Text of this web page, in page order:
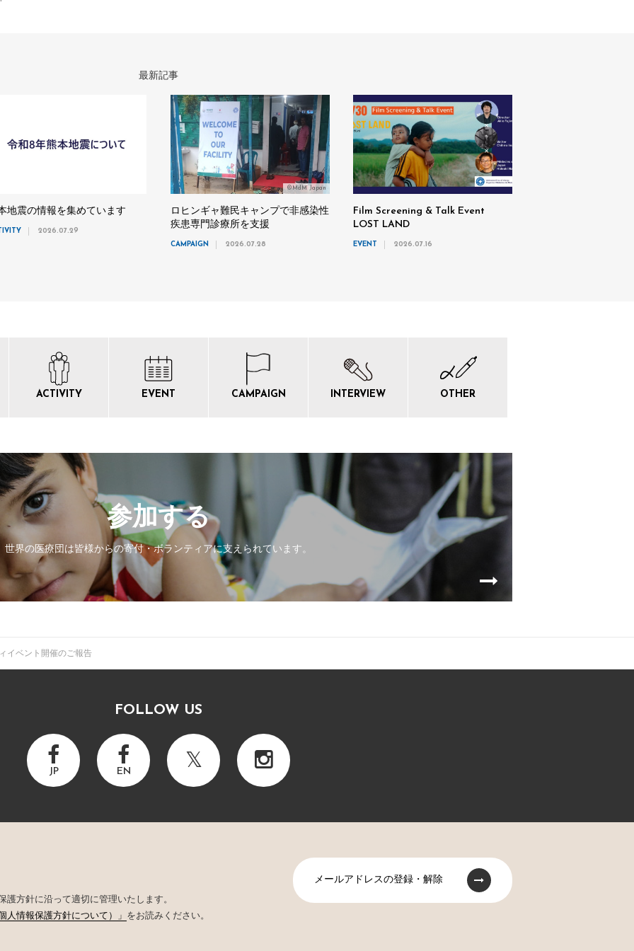
最新記事
地震の情報を集めています
2026.07.29
©MdM Japan
ロヒンギャ難民キャンプで非感染性
疾患専門診療所を支援
CAMPAIGN 2026.07.28
Film Screening & Talk Event
LOST LAND
EVENT 2026.07.16
ACTIVITY EVENT CAMPAIGN INTERVIEW OTHER
参加する
世界の医療団は皆様からの寄付・ボランティアに支えられています。
イベント開催のご報告
FOLLOW US
JP EN
方針に沿って適切に管理いたします。
人情報保護方針について）」 をお読みください。
メールアドレスの登録・解除